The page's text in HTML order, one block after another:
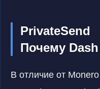
Почему
В отличие от